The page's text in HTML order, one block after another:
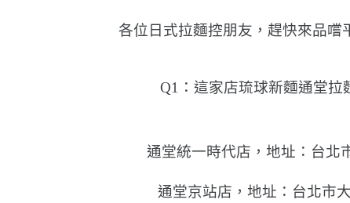
各位日式拉麵控朋友，趕快來品嚐
Q1：這家店琉球新麵通堂拉
通堂統一時代店，地址：台北
通堂京站店，地址：台北市